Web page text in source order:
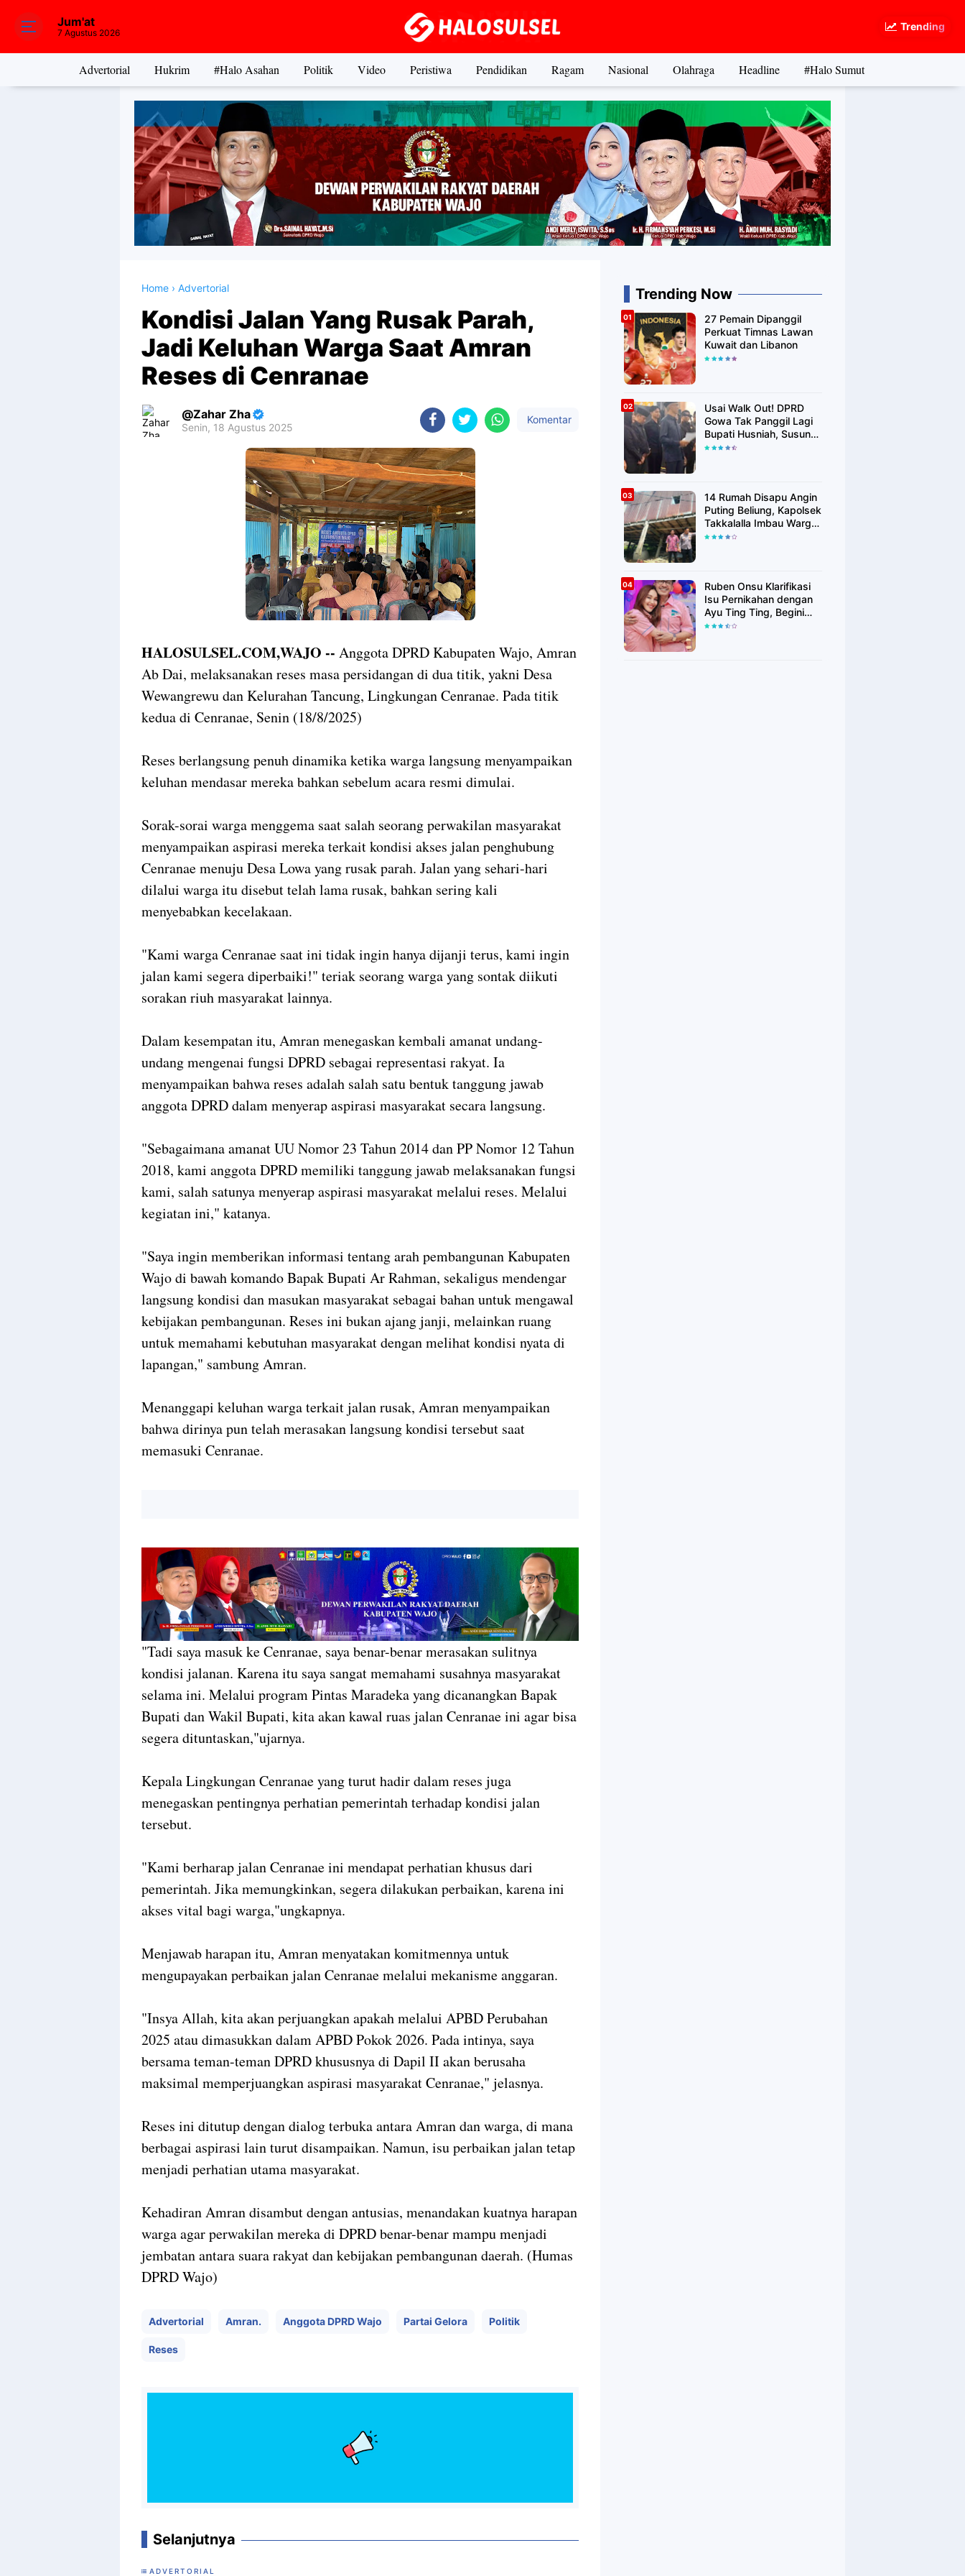
Trending
Jum'at
7 Agustus 2026
Advertorial Hukrim #Halo Asahan Politik Video Peristiwa Pendidikan Ragam Nasional Olahraga Headline #Halo Sumut
Home › Advertorial
Kondisi Jalan Yang Rusak Parah,
Jadi Keluhan Warga Saat Amran
Reses di Cenranae
Zahar Zha
Senin, 18 Agustus 2025
Komentar
HALOSULSEL.COM,WAJO -- Anggota DPRD Kabupaten Wajo, Amran
Ab Dai, melaksanakan reses masa persidangan di dua titik, yakni Desa
Wewangrewu dan Kelurahan Tancung, Lingkungan Cenranae. Pada titik
kedua di Cenranae, Senin (18/8/2025)
Reses berlangsung penuh dinamika ketika warga langsung menyampaikan
keluhan mendasar mereka bahkan sebelum acara resmi dimulai.
Sorak-sorai warga menggema saat salah seorang perwakilan masyarakat
menyampaikan aspirasi mereka terkait kondisi akses jalan penghubung
Cenranae menuju Desa Lowa yang rusak parah. Jalan yang sehari-hari
dilalui warga itu disebut telah lama rusak, bahkan sering kali
menyebabkan kecelakaan.
"Kami warga Cenranae saat ini tidak ingin hanya dijanji terus, kami ingin
jalan kami segera diperbaiki!" teriak seorang warga yang sontak diikuti
sorakan riuh masyarakat lainnya.
Dalam kesempatan itu, Amran menegaskan kembali amanat undang-
undang mengenai fungsi DPRD sebagai representasi rakyat. Ia
menyampaikan bahwa reses adalah salah satu bentuk tanggung jawab
anggota DPRD dalam menyerap aspirasi masyarakat secara langsung.
"Sebagaimana amanat UU Nomor 23 Tahun 2014 dan PP Nomor 12 Tahun
2018, kami anggota DPRD memiliki tanggung jawab melaksanakan fungsi
kami, salah satunya menyerap aspirasi masyarakat melalui reses. Melalui
kegiatan ini," katanya.
"Saya ingin memberikan informasi tentang arah pembangunan Kabupaten
Wajo di bawah komando Bapak Bupati Ar Rahman, sekaligus mendengar
langsung kondisi dan masukan masyarakat sebagai bahan untuk mengawal
kebijakan pembangunan. Reses ini bukan ajang janji, melainkan ruang
untuk memahami kebutuhan masyarakat dengan melihat kondisi nyata di
lapangan," sambung Amran.
Menanggapi keluhan warga terkait jalan rusak, Amran menyampaikan
bahwa dirinya pun telah merasakan langsung kondisi tersebut saat
memasuki Cenranae.
"Tadi saya masuk ke Cenranae, saya benar-benar merasakan sulitnya
kondisi jalanan. Karena itu saya sangat memahami susahnya masyarakat
selama ini. Melalui program Pintas Maradeka yang dicanangkan Bapak
Bupati dan Wakil Bupati, kita akan kawal ruas jalan Cenranae ini agar bisa
segera dituntaskan,"ujarnya.
Kepala Lingkungan Cenranae yang turut hadir dalam reses juga
menegaskan pentingnya perhatian pemerintah terhadap kondisi jalan
tersebut.
"Kami berharap jalan Cenranae ini mendapat perhatian khusus dari
pemerintah. Jika memungkinkan, segera dilakukan perbaikan, karena ini
akses vital bagi warga,"ungkapnya.
Menjawab harapan itu, Amran menyatakan komitmennya untuk
mengupayakan perbaikan jalan Cenranae melalui mekanisme anggaran.
"Insya Allah, kita akan perjuangkan apakah melalui APBD Perubahan
2025 atau dimasukkan dalam APBD Pokok 2026. Pada intinya, saya
bersama teman-teman DPRD khususnya di Dapil II akan berusaha
maksimal memperjuangkan aspirasi masyarakat Cenranae," jelasnya.
Reses ini ditutup dengan dialog terbuka antara Amran dan warga, di mana
berbagai aspirasi lain turut disampaikan. Namun, isu perbaikan jalan tetap
menjadi perhatian utama masyarakat.
Kehadiran Amran disambut dengan antusias, menandakan kuatnya harapan
warga agar perwakilan mereka di DPRD benar-benar mampu menjadi
jembatan antara suara rakyat dan kebijakan pembangunan daerah. (Humas
DPRD Wajo)
Advertorial Amran. Anggota DPRD Wajo Partai Gelora Politik
Reses
Selanjutnya
ADVERTORIAL
Trending Now
27 Pemain Dipanggil
Perkuat Timnas Lawan
Kuwait dan Libanon
Usai Walk Out! DPRD
Gowa Tak Panggil Lagi
Bupati Husniah, Susun
Rekomendasi Hak
14 Rumah Disapu Angin
Puting Beliung, Kapolsek
Takkalalla Imbau Warga
Waspada Cuaca
Ruben Onsu Klarifikasi
Isu Pernikahan dengan
Ayu Ting Ting, Begini
Faktanya